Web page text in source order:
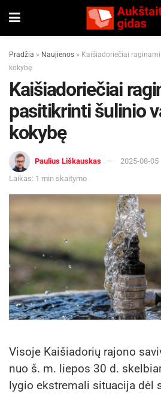
Pradžia » Naujienos » Kaišiadoriečiai
kokybę
Kaišiadoriečiai
pasitikrinti šulinio
kokybę
Paulius Liškauskas
2025-08-05
Laikas: 1 min skaitymo
Visoje Kaišiadorių rajono
nuo š. m. liepos 30 d.
lygio ekstremali situacija dėl